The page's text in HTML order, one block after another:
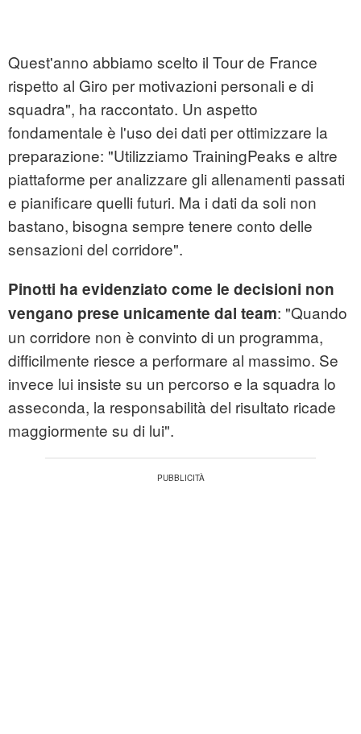
Quest'anno abbiamo scelto il Tour de France
rispetto al Giro per motivazioni personali e di
squadra", ha raccontato. Un aspetto
fondamentale è l'uso dei dati per ottimizzare la
preparazione: "Utilizziamo TrainingPeaks e altre
piattaforme per analizzare gli allenamenti passati
e pianificare quelli futuri. Ma i dati da soli non
bastano, bisogna sempre tenere conto delle
sensazioni del corridore".
Pinotti ha evidenziato come le decisioni non
vengano prese unicamente dal team: "Quando
un corridore non è convinto di un programma,
difficilmente riesce a performare al massimo. Se
invece lui insiste su un percorso e la squadra lo
asseconda, la responsabilità del risultato ricade
maggiormente su di lui".